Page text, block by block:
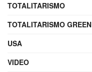
TOTALITARISMO
TOTALITARISMO GREEN
USA
VIDEO